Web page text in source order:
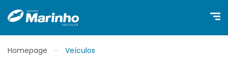
Homepage Veículos